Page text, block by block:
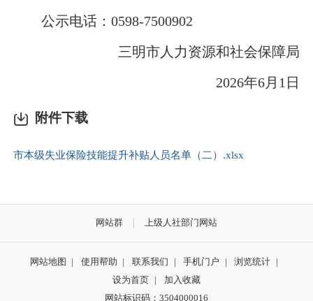
公示电话：0598-7500902
三明市人力资源和社会保障局
2026年6月1日
附件下载
市本级失业保险技能提升补贴人员名单（二）.xlsx
网站群 上级人社部门网站
网站地图 | 使用帮助 | 联系我们 | 手机门户 | 浏览统计 |
设为首页 |
加入收藏
网站标识码：3504000016